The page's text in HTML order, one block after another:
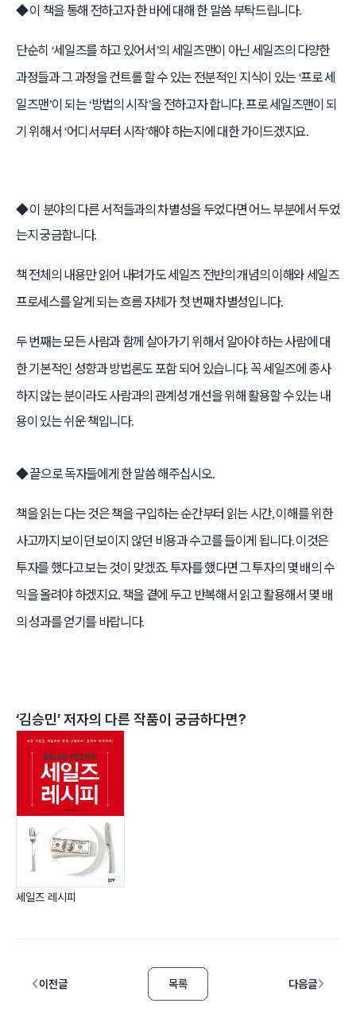
◆이 책을 통해 전하고자 한 바에 대해 한 말씀 부탁드립니다.
단순히 ‘세일즈를 하고 있어서’의 세일즈맨이 아닌 세일즈의 다양한
과정들과 그 과정을 컨트롤 할 수 있는 전분적인 지식이 있는 ‘프로 세
일즈맨’이 되는‘방법의 시작’을 전하고자 합니다.프로 세일즈맨이 되
기 위해서 ‘어디서부터 시작’해야 하는지에 대한 가이드겠지요.
◆이 분야의 다른 서적들과의 차별성을 두었다면 어느 부분에서 두었
는지 궁금합니다.
책 전체의 내용만 읽어 내려가도 세일즈 전반의 개념의 이해와 세일즈
프로세스를 알게 되는 흐름 자체가 첫 번째 차별성입니다.
두 번째는 모든 사람과 함께 살아가기 위해서 알아야 하는 사람에 대
한 기본적인 성향과 방법론도 포함 되어 있습니다. 꼭 세일즈에 종사
하지 않는 분이라도 사람과의 관계성 개선을 위해 활용할 수 있는 내
용이 있는 쉬운 책입니다.
◆끝으로 독자들에게 한 말씀 해주십시오.
책을 읽는 다는 것은 책을 구입하는 순간부터 읽는 시간,이해를 위한
사고까지 보이던 보이지 않던 비용과 수고를 들이게 됩니다.이것은
투자를 했다고 보는 것이 맞겠죠. 투자를 했다면 그 투자의 몇 배의 수
익을 올려야 하겠지요. 책을 곁에 두고 반복해서 읽고 활용해서 몇 배
의 성과를 얻기를 바랍니다.
‘김승민’ 저자의 다른 작품이 궁금하다면?
세일즈 레시피
이전글 목록 다음글